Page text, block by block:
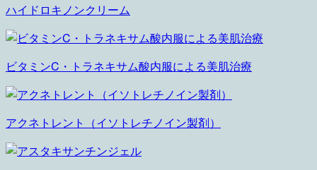
ハイドロキノンクリーム
ビタミンC・トラネキサム酸内服による美肌治療
アクネトレント（イソトレチノイン製剤）